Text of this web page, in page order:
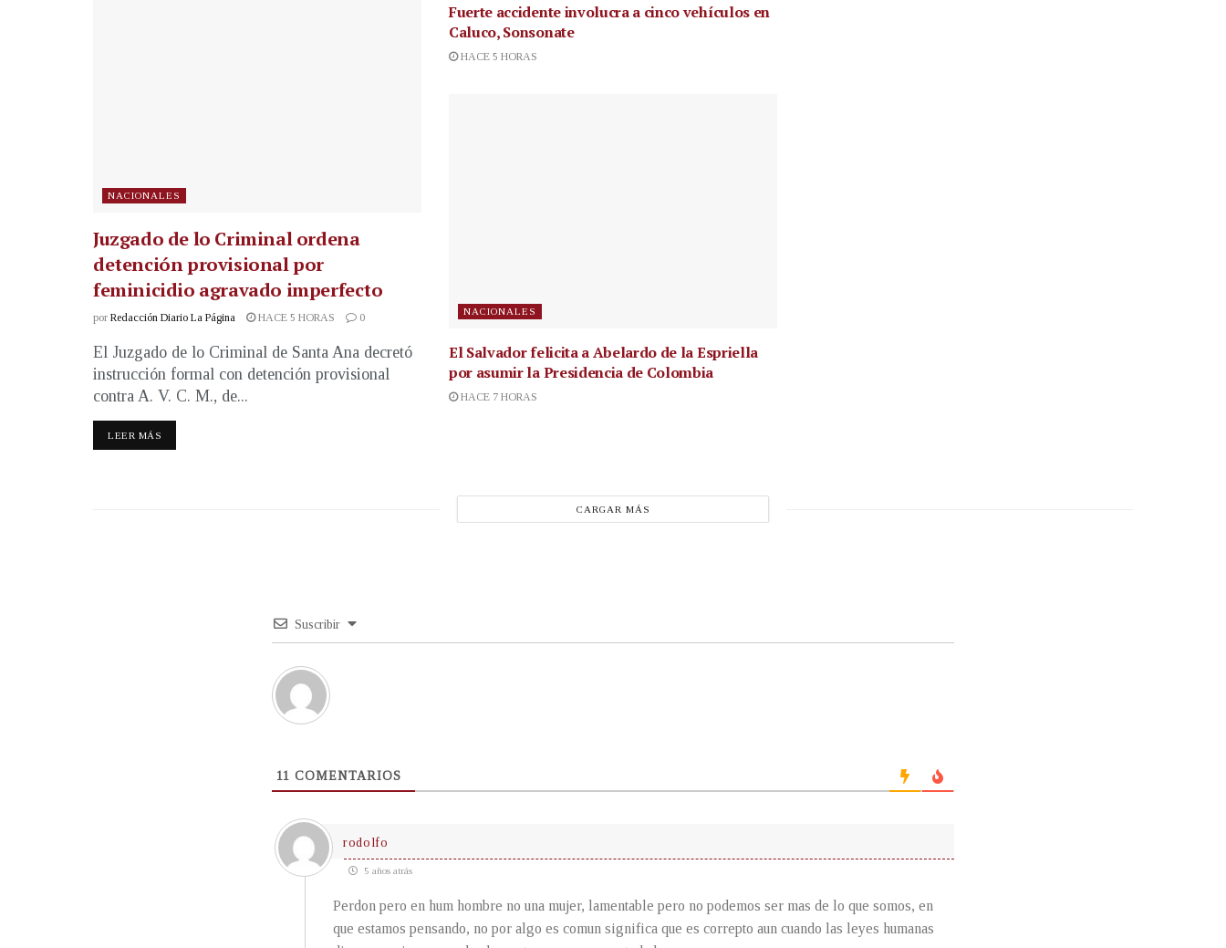
NACIONALES
Juzgado de lo Criminal ordena
detención provisional por
feminicidio agravado imperfecto
por Redacción Diario La Página HACE 5 HORAS 0
El Juzgado de lo Criminal de Santa Ana decretó
instrucción formal con detención provisional
contra A. V. C. M., de...
LEER MÁS
Fuerte accidente involucra a cinco vehículos en
Caluco, Sonsonate
HACE 5 HORAS
NACIONALES
El Salvador felicita a Abelardo de la Espriella
por asumir la Presidencia de Colombia
HACE 7 HORAS
CARGAR MÁS
Suscribir
11 COMENTARIOS
rodolfo
5 años atrás
Perdon pero en hum hombre no una mujer, lamentable pero no podemos ser mas de lo que somos, en
que estamos pensando, no por algo es comun significa que es correpto aun cuando las leyes humanas